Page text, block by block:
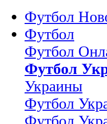
Футбол
Футбол
Футбол
Футбол
Украины
Футбол
Футбол